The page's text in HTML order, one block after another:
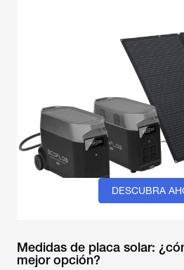
DESCUBRA
Medidas de placa solar:
mejor opción?